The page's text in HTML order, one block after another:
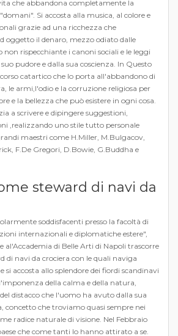
che abbandona completamente la
Si accosta alla musica, al colore e
grazie ad una ricchezza che
oggetto il denaro, mezzo odiato dalle
rispecchiante i canoni sociali e le leggi
pudore e dalla sua coscienza. In Questo
catartico che lo porta all'abbandono di
le armi,l'odio e la corruzione religiosa per
e la bellezza che può esistere in ogni cosa.
a scrivere e dipingere suggestioni,
,realizzando uno stile tutto personale
maestri come H.Miller, M.Bulgacov,
F.De Gregori, D.Bowie, G.Buddha e
steward di navi da
soddisfacenti presso la facoltà di
internazionali e diplomatiche estere",
al'Accademia di Belle Arti di Napoli trascorre
di navi da crociera con le quali naviga
si accosta allo splendore dei fiordi scandinavi
della calma e della natura,
distacco che l'uomo ha avuto dalla sua
concetto che troviamo quasi sempre nei
radice naturale di visione. Nel Febbraio
che come tanti lo hanno attirato a se.